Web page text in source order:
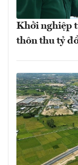
Khởi nghiệp
thôn thu tỷ